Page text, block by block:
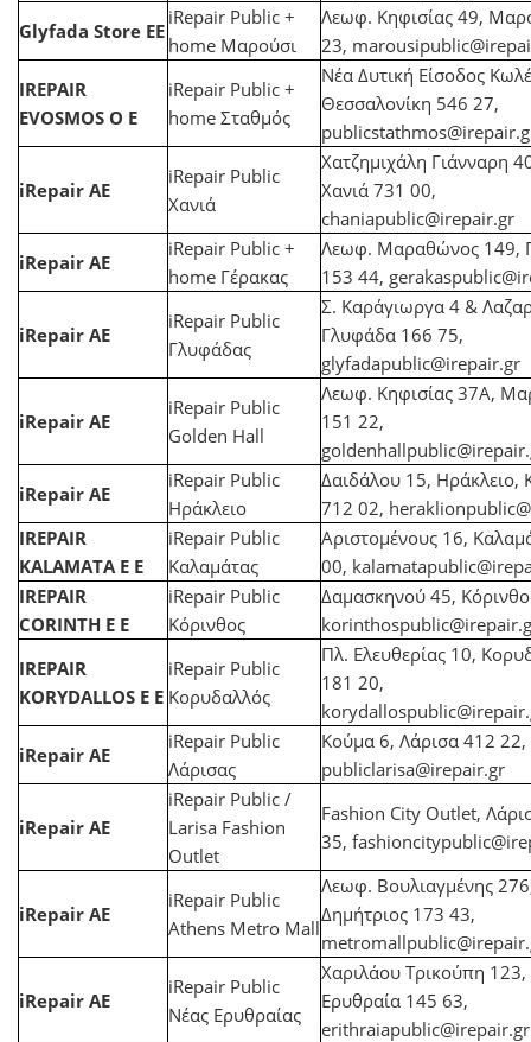
Glyfada Store EE
iRepair Public +
home Μαρούσι
Λεωφ. Κηφισίας 49,
23,
IREPAIR
EVOSMOS Ο Ε
iRepair Public +
home Σταθμός
Νέα Δυτική Είσοδος
Θεσσαλονίκη 546 27,
iRepair AE
iRepair Public
Χανιά
Χατζημιχάλη Γιάνναρη
Χανιά 731 00,
chaniapublic@irepair.gr
iRepair AE
iRepair Public +
home Γέρακας
Λεωφ. Μαραθώνος 149,
153 44,
iRepair AE
iRepair Public
Γλυφάδας
Σ. Καράγιωργα 4 &
Γλυφάδα 166 75,
glyfadapublic@irepair.gr
iRepair AE
iRepair Public
Golden Hall
Λεωφ. Κηφισίας 37Α,
151 22,
iRepair AE
iRepair Public
Ηράκλειο
Δαιδάλου 15, Ηράκλειο,
712 02,
IREPAIR
KALAMATA E E
iRepair Public
Καλαμάτας
Αριστομένους 16,
00,
IREPAIR
CORINTH Ε Ε
iRepair Public
Κόρινθος
Δαμασκηνού 45,
IREPAIR
KORYDALLOS Ε Ε
iRepair Public
Κορυδαλλός
Πλ. Ελευθερίας 10,
181 20,
iRepair AE
iRepair Public
Λάρισας
Kούμα 6, Λάρισα 412 22,
publiclarisa@irepair.gr
iRepair AE
iRepair Public /
Larisa Fashion
Outlet
Fashion City Outlet,
35,
iRepair AE
iRepair Public
Athens Metro Mall
Λεωφ. Βουλιαγμένης
Δημήτριος 173 43,
iRepair AE
iRepair Public
Νέας Ερυθραίας
Χαριλάου Τρικούπη
Ερυθραία 145 63,
erithraiapublic@irepair.gr